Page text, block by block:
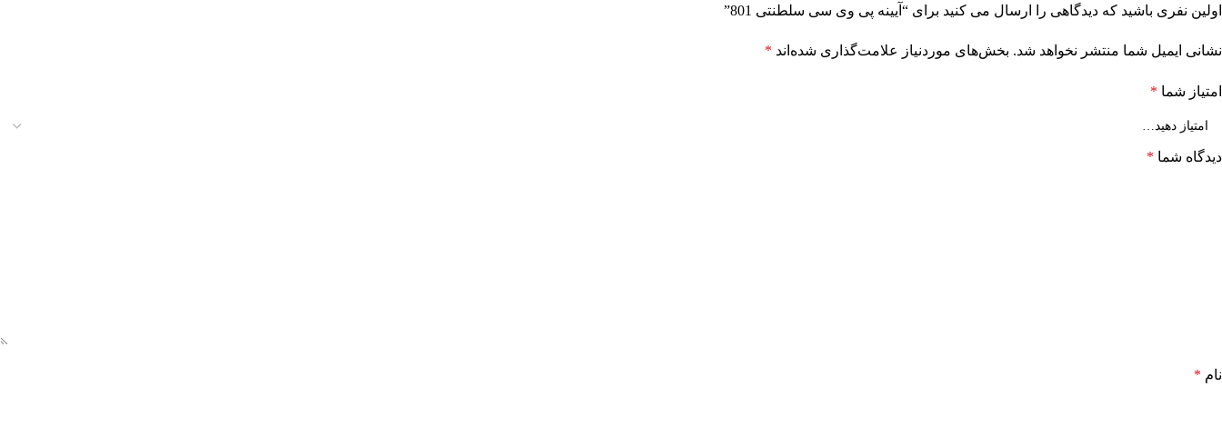
اولین نفری باشید که دیدگاهی را ارسال می کنید برای “آیینه پی وی سی سلطنتی 801”
نشانی ایمیل شما منتشر نخواهد شد. بخش‌های موردنیاز علامت‌گذاری شده‌اند *
امتیاز شما *
دیدگاه شما *
نام *